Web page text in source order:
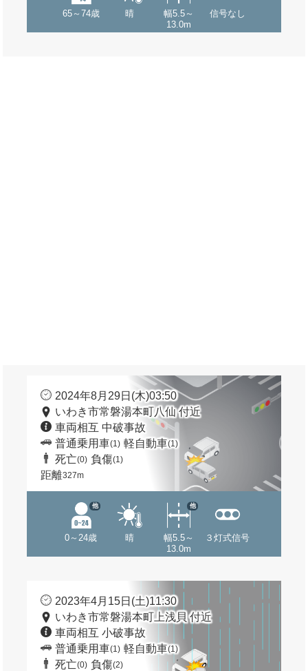
65～74歳 晴
幅5.5～
13.0m
信号なし
2024年8月29日(木)03:50
いわき市常磐湯本町八仙 付近
車両相互 中破事故
普通乗用車(1) 軽自動車(1)
死亡(0) 負傷(1)
距離327m
0～24歳
他
晴
幅5.5～
13.0m
他
３灯式信号
2023年4月15日(土)11:30
いわき市常磐湯本町上浅貝 付近
車両相互 小破事故
普通乗用車(1) 軽自動車(1)
死亡(0) 負傷(2)